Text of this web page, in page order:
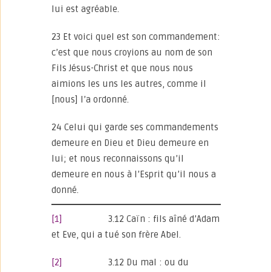
lui est agréable.
23 Et voici quel est son commandement:
c’est que nous croyions au nom de son
Fils Jésus-Christ et que nous nous
aimions les uns les autres, comme il
[nous] l’a ordonné.
24 Celui qui garde ses commandements
demeure en Dieu et Dieu demeure en
lui; et nous reconnaissons qu’il
demeure en nous à l’Esprit qu’il nous a
donné.
[1]
3.12 Caïn : fils aîné d’Adam
et Eve, qui a tué son frère Abel.
[2]
3.12 Du mal : ou du